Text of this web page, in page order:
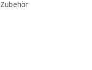
Zubehör